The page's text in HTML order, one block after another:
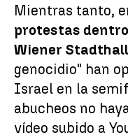
Mientras tanto,
protestas
Wiener
genocidio" han
Israel en la
abucheos no
vídeo subido a